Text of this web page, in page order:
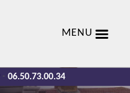
MENU
- 06.50.73.00.34